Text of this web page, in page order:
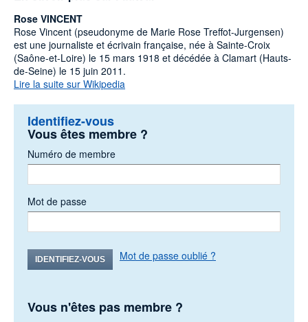
Rose VINCENT
Rose Vincent (pseudonyme de Marie Rose Treffot-Jurgensen)
est une journaliste et écrivain française, née à Sainte-Croix
(Saône-et-Loire) le 15 mars 1918 et décédée à Clamart (Hauts-
de-Seine) le 15 juin 2011.
Lire la suite sur Wikipedia
Identifiez-vous
Vous êtes membre ?
Numéro de membre
Mot de passe
IDENTIFIEZ-VOUS Mot de passe oublié ?
Vous n'êtes pas membre ?